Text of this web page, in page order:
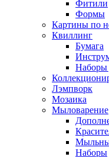
Фитили
Формы
Картины по
Квиллинг
Бумага
Наборы
Лэмпворк
Мозаика
Мыловарение
Наборы